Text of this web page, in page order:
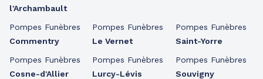
l'Archambault
Pompes Funèbres
Commentry
Pompes Funèbres
Cosne-d'Allier
Pompes Funèbres
Le Vernet
Pompes Funèbres
Lurcy-Lévis
Pompes Funèbres
Saint-Yorre
Pompes Funèbres
Souvigny